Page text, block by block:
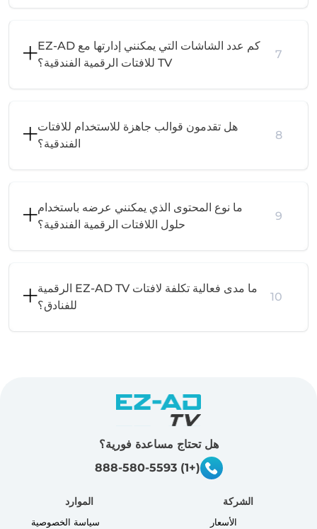
7
كم عدد الشاشات التي يمكنني إدارتها مع EZ-AD
TV للافتات الرقمية الفندقية؟
8
هل تقدمون قوالب جاهزة للاستخدام للافتات
الفندقية؟
9
ما نوع المحتوى الذي يمكنني عرضه باستخدام
حلول اللافتات الرقمية الفندقية؟
10
ما مدى فعالية تكلفة لافتات EZ-AD TV الرقمية
للفنادق؟
هل تحتاج مساعدة فورية؟
(+1) 888-580-5593
الموارد
سياسة الخصوصية
الشركة
الأسعار